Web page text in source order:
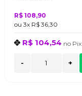
R$ 108,90
ou 3x R$ 36,30
R$ 104,54 no Pix
- +